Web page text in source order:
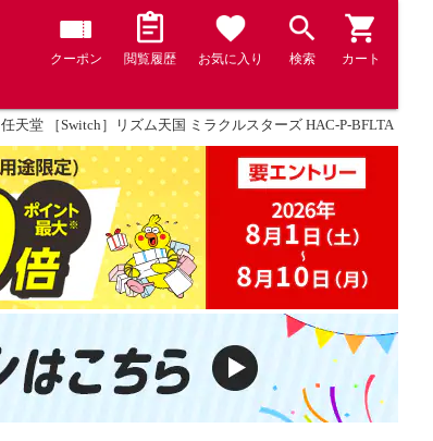
クーポン 閲覧履歴 お気に入り 検索 カート
任天堂 ［Switch］リズム天国 ミラクルスターズ HAC-P-BFLTA